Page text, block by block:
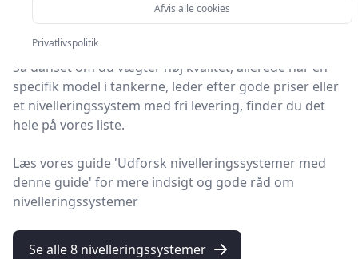
udvalgt 8 af de bedste nivelleringssystemer, så du får
det optimale køb.
Så uanset om du vægter høj kvalitet, allerede har en
specifik model i tankerne, leder efter gode priser eller
et nivelleringssystem med fri levering, finder du det
hele på vores liste.
Læs vores guide 'Udforsk nivelleringssystemer med
denne guide' for mere indsigt og gode råd om
nivelleringssystemer
Se alle 8 nivelleringssystemer
Afvis alle cookies
Privatlivspolitik